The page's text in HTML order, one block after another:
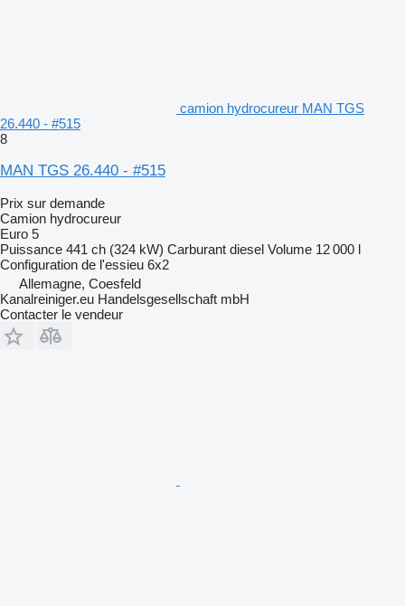
camion hydrocureur MAN TGS
26.440 - #515
8
MAN TGS 26.440 - #515
Prix sur demande
Camion hydrocureur
Euro 5
Puissance 441 ch (324 kW) Carburant diesel Volume 12 000 l
Configuration de l'essieu 6x2
Allemagne, Coesfeld
Kanalreiniger.eu Handelsgesellschaft mbH
Contacter le vendeur